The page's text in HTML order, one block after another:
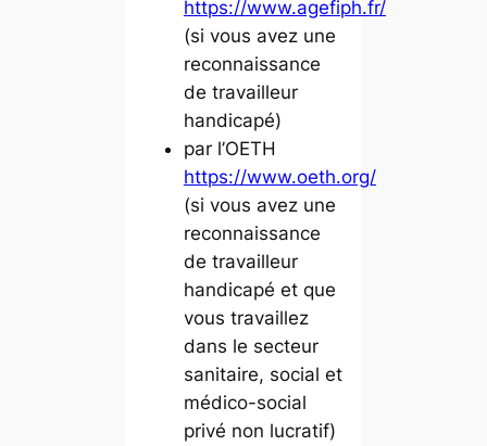
https://www.agefiph.fr/
(si vous avez une
reconnaissance
de travailleur
handicapé)
par l’OETH
https://www.oeth.org/
(si vous avez une
reconnaissance
de travailleur
handicapé et que
vous travaillez
dans le secteur
sanitaire, social et
médico-social
privé non lucratif)